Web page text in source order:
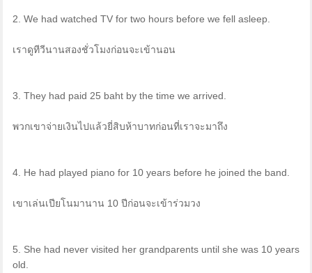
2. We had watched TV for two hours before we fell asleep.
เราดูทีวีนานสองชั่วโมงก่อนจะเข้านอน
3. They had paid 25 baht by the time we arrived.
พวกเขาจ่ายเงินไปแล้วยี่สิบห้าบาทก่อนที่เราจะมาถึง
4. He had played piano for 10 years before he joined the band.
เขาเล่นเปียโนมานาน 10 ปีก่อนจะเข้าร่วมวง
5. She had never visited her grandparents until she was 10 years
old.